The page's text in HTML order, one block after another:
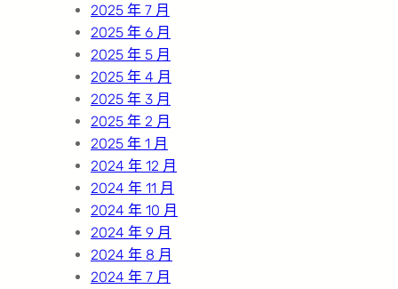
2025 年 7 月
2025 年 6 月
2025 年 5 月
2025 年 4 月
2025 年 3 月
2025 年 2 月
2025 年 1 月
2024 年 12 月
2024 年 11 月
2024 年 10 月
2024 年 9 月
2024 年 8 月
2024 年 7 月